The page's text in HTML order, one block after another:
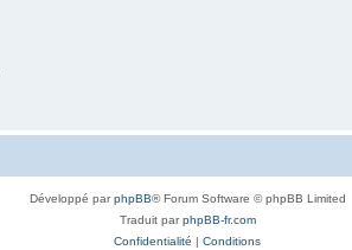
Développé parphpBB® Forum Software © phpBB Limited
Traduit parphpBB-fr.com
Confidentialité | Conditions